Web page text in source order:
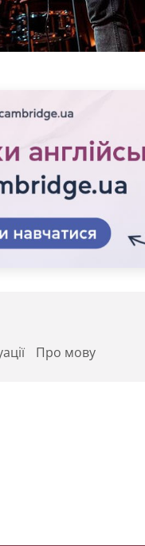
Про мову